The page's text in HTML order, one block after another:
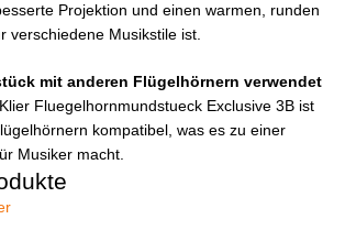
Projektion und einen warmen, runden
verschiedene Musikstile ist.
mit anderen Flügelhörnern verwendet
Fluegelhornmundstueck Exclusive 3B ist
kompatibel, was es zu einer
Musiker macht.